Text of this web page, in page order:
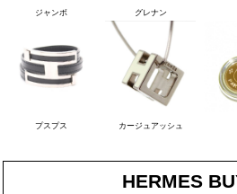
ジャンボ グレナン
プスプス カージュアッシュ
HERMES